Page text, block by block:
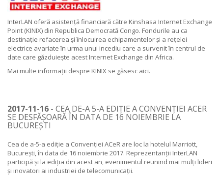
InterLAN oferă asistență financiară către Kinshasa Internet Exchange
Point (KINIX) din Republica Democrată Congo. Fondurile au ca
destinație refacerea și înlocuirea echipamentelor și a rețelei
electrice avariate în urma unui incediu care a survenit în centrul de
date care găzduiește acest Internet Exchange din Africa.
Mai multe informații despre KINIX se găsesc aici.
2017-11-16 - CEA DE-A 5-A EDIȚIE A CONVENȚIEI ACER
SE DESFĂȘOARĂ ÎN DATA DE 16 NOIEMBRIE LA
BUCUREȘTI
Cea de a-5-a ediție a Convenției ACeR are loc la hotelul Marriott,
București, în data de 16 noiembrie 2017. Reprezentanții InterLAN
participă și la ediția din acest an, evenimentul reunind mai mulți lideri
și inovatori ai industriei de telecomunicații.